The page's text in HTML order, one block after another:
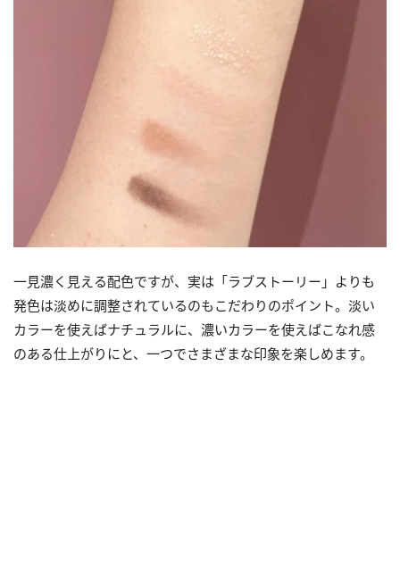
一見濃く見える配色ですが、実は「ラブストーリー」よりも
発色は淡めに調整されているのもこだわりのポイント。淡い
カラーを使えばナチュラルに、濃いカラーを使えばこなれ感
のある仕上がりにと、一つでさまざまな印象を楽しめます。